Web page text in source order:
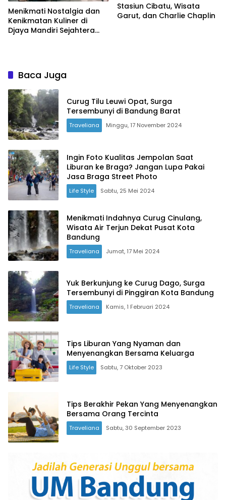
Menikmati Nostalgia dan
Kenikmatan Kuliner di
Djaya Mandiri Sejahtera
Stasiun Cibatu, Wisata
Garut, dan Charlie Chaplin
Baca Juga
Curug Tilu Leuwi Opat, Surga
Tersembunyi di Bandung Barat
Traveliana Minggu, 17 November 2024
Ingin Foto Kualitas Jempolan Saat
Liburan ke Braga? Jangan Lupa Pakai
Jasa Braga Street Photo
Life Style Sabtu, 25 Mei 2024
Menikmati Indahnya Curug Cinulang,
Wisata Air Terjun Dekat Pusat Kota
Bandung
Traveliana Jumat, 17 Mei 2024
Yuk Berkunjung ke Curug Dago, Surga
Tersembunyi di Pinggiran Kota Bandung
Traveliana Kamis, 1 Februari 2024
Tips Liburan Yang Nyaman dan
Menyenangkan Bersama Keluarga
Life Style Sabtu, 7 Oktober 2023
Tips Berakhir Pekan Yang Menyenangkan
Bersama Orang Tercinta
Traveliana Sabtu, 30 September 2023